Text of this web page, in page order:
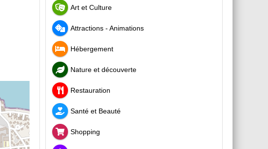
Art et Culture
Attractions - Animations
Hébergement
Nature et découverte
Restauration
Santé et Beauté
Shopping